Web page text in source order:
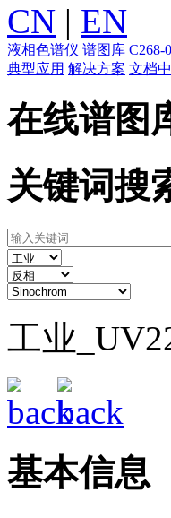
CN | EN
液相色谱仪 谱图库 C268-
典型应用 解决方案 文档
在线谱图
关键词搜
工业
基本信息